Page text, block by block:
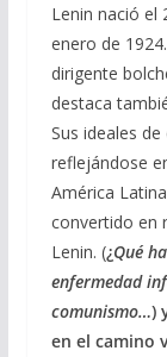
Lenin nació el
enero de
dirigente
destaca
Sus ideales
reflejándose
América
convertido en
Lenin. (¿Qué
enfermedad
comunismo…)
en el camino